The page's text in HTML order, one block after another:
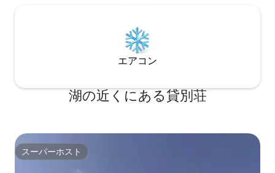
エアコン
湖の近くにある貸別荘
スーパーホスト
スーパーホスト